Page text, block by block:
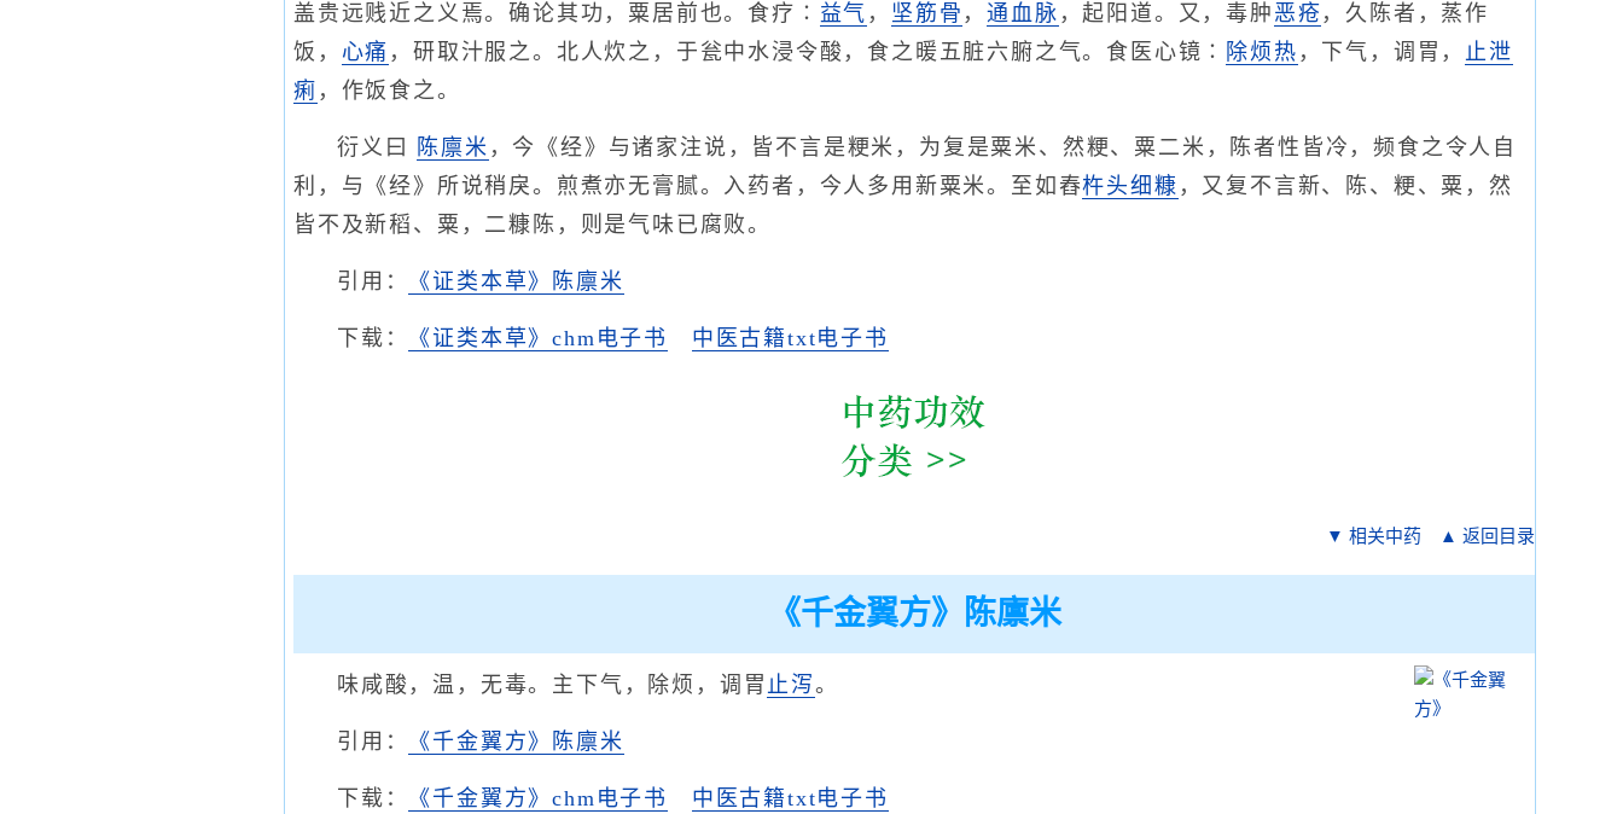
盖贵远贱近之义焉。确论其功，粟居前也。食疗∶ 益气 ， 坚筋骨 ，通血脉 ，起阳道。又，毒肿 恶疮 ，久陈者，蒸作
饭， 心痛 ，研取汁服之。北人炊之，于瓮中水浸令酸，食之暖五脏六腑之气。食医心镜∶ 除烦热 ，下气，调胃， 止泄
痢 ，作饭食之。
衍义曰 陈廪米 ，今《经》与诸家注说，皆不言是粳米，为复是粟米、然粳、粟二米，陈者性皆冷，频食之令人自
利，与《经》所说稍戾。煎煮亦无膏腻。入药者，今人多用新粟米。至如舂杵头细糠 ，又复不言新、陈、粳、粟，然
皆不及新稻、粟，二糠陈，则是气味已腐败。
引用： 《证类本草》陈廪米
下载： 《证类本草》chm电子书 中医古籍txt电子书
▼ 相关中药 ▲ 返回目录
《千金翼方》陈廪米
味咸酸，温，无毒。主下气，除烦，调胃 止泻。
引用： 《千金翼方》陈廪米
下载： 《千金翼方》chm电子书 中医古籍txt电子书